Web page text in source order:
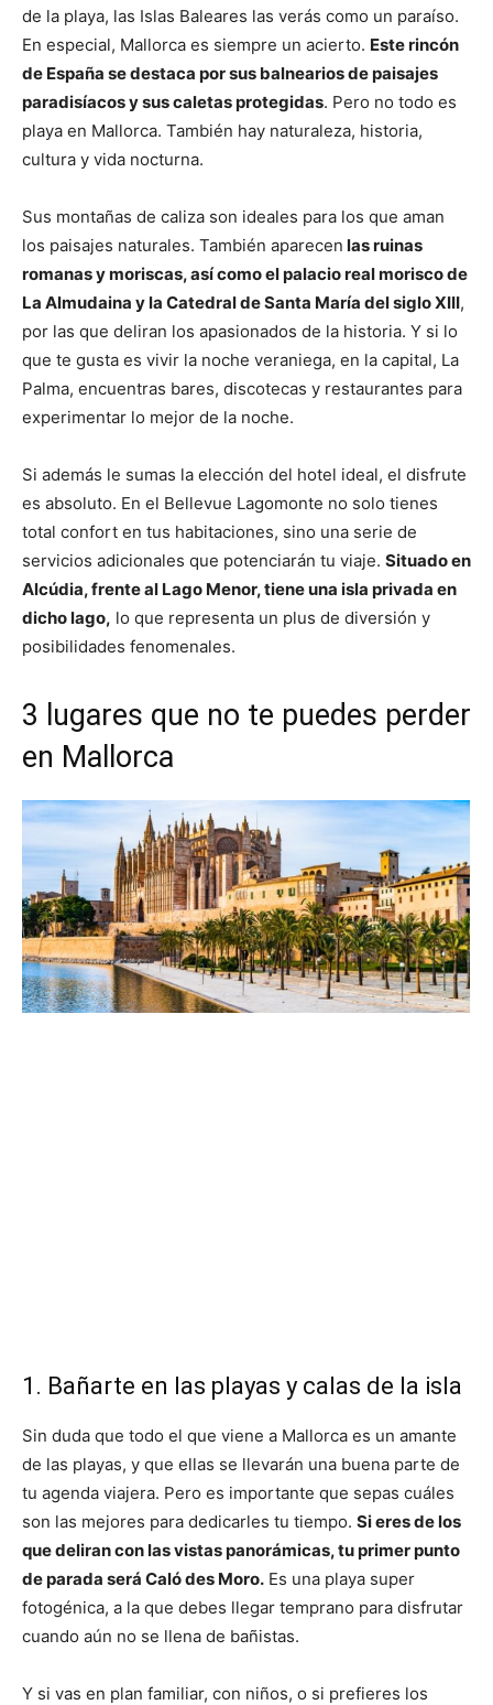
de la playa, las Islas Baleares las verás como un paraíso.
En especial, Mallorca es siempre un acierto. Este rincón
de España se destaca por sus balnearios de paisajes
paradisíacos y sus caletas protegidas. Pero no todo es
playa en Mallorca. También hay naturaleza, historia,
cultura y vida nocturna.
Sus montañas de caliza son ideales para los que aman
los paisajes naturales. También aparecen las ruinas
romanas y moriscas, así como el palacio real morisco de
La Almudaina y la Catedral de Santa María del siglo XIII,
por las que deliran los apasionados de la historia. Y si lo
que te gusta es vivir la noche veraniega, en la capital, La
Palma, encuentras bares, discotecas y restaurantes para
experimentar lo mejor de la noche.
Si además le sumas la elección del hotel ideal, el disfrute
es absoluto. En el Bellevue Lagomonte no solo tienes
total confort en tus habitaciones, sino una serie de
servicios adicionales que potenciarán tu viaje. Situado en
Alcúdia, frente al Lago Menor, tiene una isla privada en
dicho lago, lo que representa un plus de diversión y
posibilidades fenomenales.
3 lugares que no te puedes perder
en Mallorca
1. Bañarte en las playas y calas de la isla
Sin duda que todo el que viene a Mallorca es un amante
de las playas, y que ellas se llevarán una buena parte de
tu agenda viajera. Pero es importante que sepas cuáles
son las mejores para dedicarles tu tiempo. Si eres de los
que deliran con las vistas panorámicas, tu primer punto
de parada será Caló des Moro. Es una playa super
fotogénica, a la que debes llegar temprano para disfrutar
cuando aún no se llena de bañistas.
Y si vas en plan familiar, con niños, o si prefieres los